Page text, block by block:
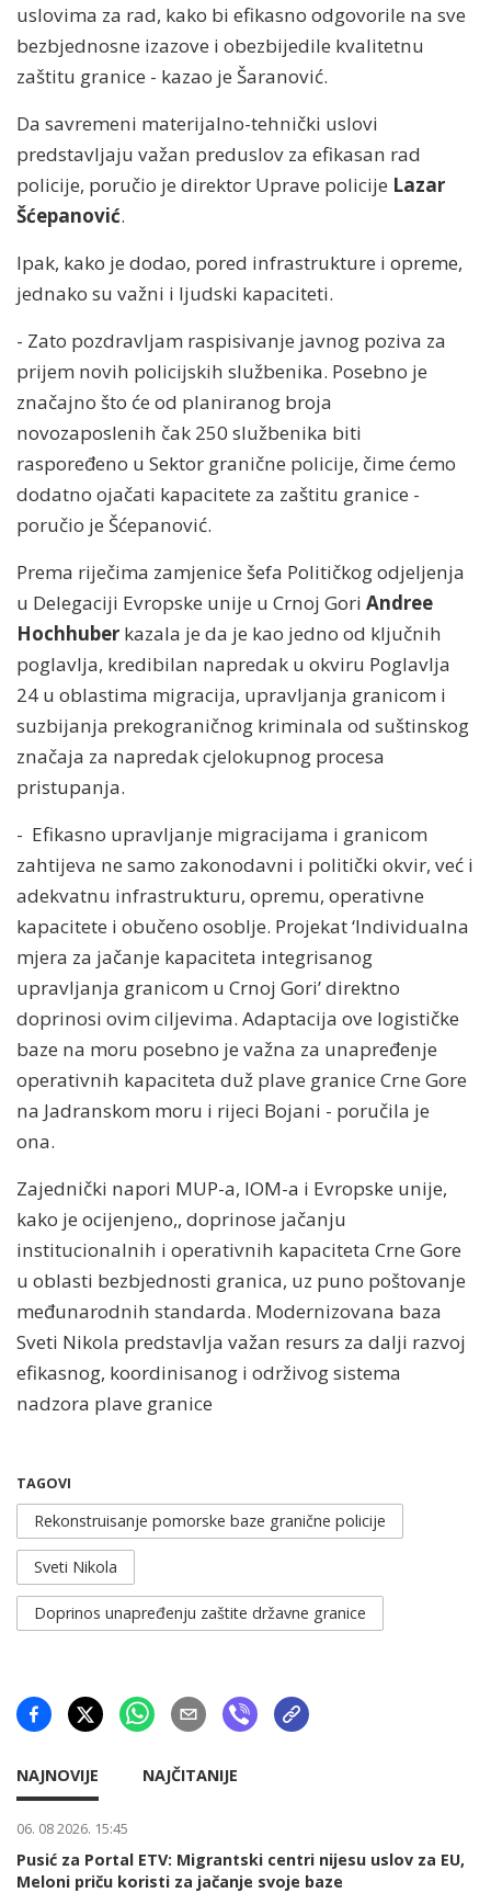
uslovima za rad, kako bi efikasno odgovorile na sve
bezbjednosne izazove i obezbijedile kvalitetnu
zaštitu granice - kazao je Šaranović.
Da savremeni materijalno-tehnički uslovi
predstavljaju važan preduslov za efikasan rad
policije, poručio je direktor Uprave policije Lazar
Šćepanović.
Ipak, kako je dodao, pored infrastrukture i opreme,
jednako su važni i ljudski kapaciteti.
- Zato pozdravljam raspisivanje javnog poziva za
prijem novih policijskih službenika. Posebno je
značajno što će od planiranog broja
novozaposlenih čak 250 službenika biti
raspoređeno u Sektor granične policije, čime ćemo
dodatno ojačati kapacitete za zaštitu granice -
poručio je Šćepanović.
Prema riječima zamjenice šefa Političkog odjeljenja
u Delegaciji Evropske unije u Crnoj Gori Andree
Hochhuber kazala je da je kao jedno od ključnih
poglavlja, kredibilan napredak u okviru Poglavlja
24 u oblastima migracija, upravljanja granicom i
suzbijanja prekograničnog kriminala od suštinskog
značaja za napredak cjelokupnog procesa
pristupanja.
- Efikasno upravljanje migracijama i granicom
zahtijeva ne samo zakonodavni i politički okvir, već i
adekvatnu infrastrukturu, opremu, operativne
kapacitete i obučeno osoblje. Projekat ‘Individualna
mjera za jačanje kapaciteta integrisanog
upravljanja granicom u Crnoj Gori’ direktno
doprinosi ovim ciljevima. Adaptacija ove logističke
baze na moru posebno je važna za unapređenje
operativnih kapaciteta duž plave granice Crne Gore
na Jadranskom moru i rijeci Bojani - poručila je
ona.
Zajednički napori MUP-a, IOM-a i Evropske unije,
kako je ocijenjeno,, doprinose jačanju
institucionalnih i operativnih kapaciteta Crne Gore
u oblasti bezbjednosti granica, uz puno poštovanje
međunarodnih standarda. Modernizovana baza
Sveti Nikola predstavlja važan resurs za dalji razvoj
efikasnog, koordinisanog i održivog sistema
nadzora plave granice
TAGOVI
Rekonstruisanje pomorske baze granične policije
Sveti Nikola
Doprinos unapređenju zaštite državne granice
NAJNOVIJE NAJČITANIJE
06. 08 2026. 15:45
Pusić za Portal ETV: Migrantski centri nijesu uslov za EU,
Meloni priču koristi za jačanje svoje baze